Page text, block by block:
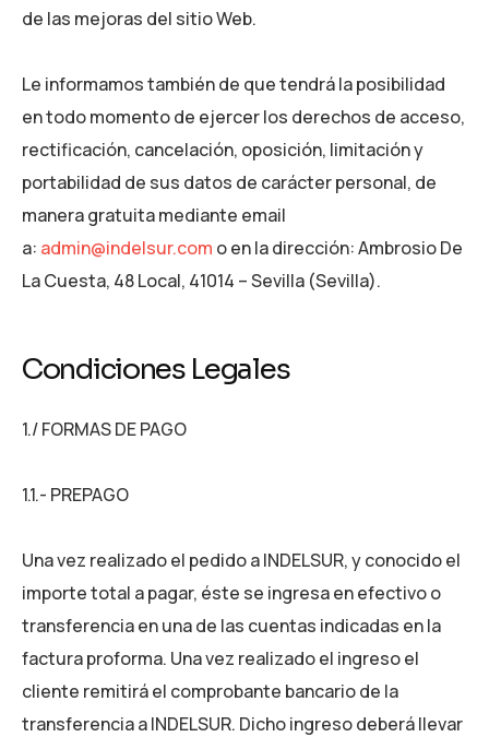
de las mejoras del sitio Web.
Le informamos también de que tendrá la posibilidad
en todo momento de ejercer los derechos de acceso,
rectificación, cancelación, oposición, limitación y
portabilidad de sus datos de carácter personal, de
manera gratuita mediante email
a: admin@indelsur.com o en la dirección: Ambrosio De
La Cuesta, 48 Local, 41014 – Sevilla (Sevilla).
Condiciones Legales
1./ FORMAS DE PAGO
1.1.- PREPAGO
Una vez realizado el pedido a INDELSUR, y conocido el
importe total a pagar, éste se ingresa en efectivo o
transferencia en una de las cuentas indicadas en la
factura proforma. Una vez realizado el ingreso el
cliente remitirá el comprobante bancario de la
transferencia a INDELSUR. Dicho ingreso deberá llevar